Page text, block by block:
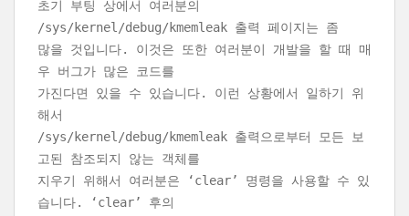
초기 부팅 상에서 여러분의
/sys/kernel/debug/kmemleak 출력 페이지는 좀
많을 것입니다. 이것은 또한 여러분이 개발을 할 때 매
우 버그가 많은 코드를
가진다면 있을 수 있습니다. 이런 상황에서 일하기 위
해서
/sys/kernel/debug/kmemleak 출력으로부터 모든 보
고된 참조되지 않는 객체를
지우기 위해서 여러분은 ‘clear’ 명령을 사용할 수 있
습니다. ‘clear’ 후의